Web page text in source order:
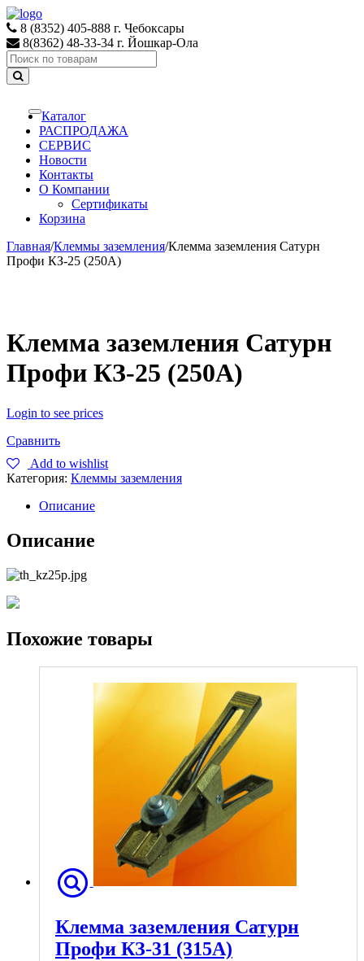
Skip
to
navigation
Skip
to
content
8 (8352) 405-888 г. Чебоксары
8(8362) 48-33-34 г. Йошкар-Ола
Search
for:
Toggle
navigation
Каталог
РАСПРОДАЖА
СЕРВИС
Новости
Контакты
О Компании
Сертификаты
Корзина
Главная/Клеммы заземления/Клемма заземления Сатурн
Профи КЗ-25 (250А)
Клемма заземления Сатурн
Профи КЗ-25 (250А)
Login to see prices
Сравнить
Add to wishlist
Категория: Клеммы заземления
Описание
Описание
Похожие товары
Клемма заземления Сатурн
Профи КЗ-31 (315А)